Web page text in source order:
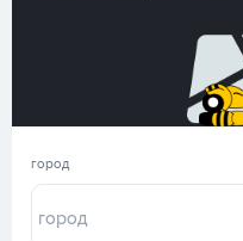
город